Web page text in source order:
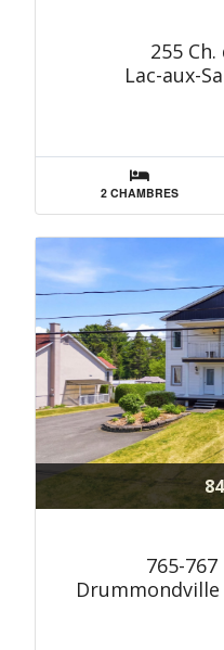
255
Lac-aux-
2 CHAMBRES
765-